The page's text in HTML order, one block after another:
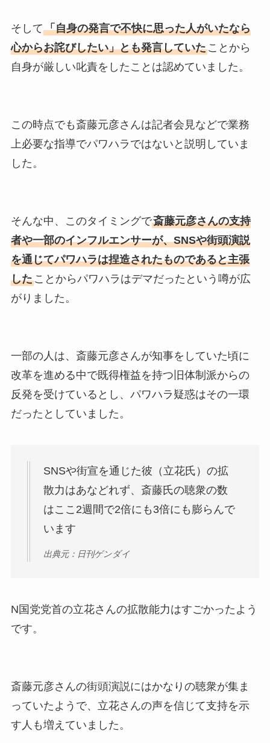
そして「自身の発言で不快に思った人がいたなら
心からお詫びしたい」とも発言していたことから
自身が厳しい叱責をしたことは認めていました。
この時点でも斎藤元彦さんは記者会見などで業務
上必要な指導でパワハラではないと説明していま
した。
そんな中、このタイミングで斎藤元彦さんの支持
者や一部のインフルエンサーが、SNSや街頭演説
を通じてパワハラは捏造されたものであると主張
したことからパワハラはデマだったという噂が広
がりました。
一部の人は、斎藤元彦さんが知事をしていた頃に
改革を進める中で既得権益を持つ旧体制派からの
反発を受けているとし、パワハラ疑惑はその一環
だったとしていました。
SNSや街宣を通じた彼（立花氏）の拡
散力はあなどれず、斎藤氏の聴衆の数
はここ2週間で2倍にも3倍にも膨らんで
います
出典元：日刊ゲンダイ
N国党党首の立花さんの拡散能力はすごかったよう
です。
斎藤元彦さんの街頭演説にはかなりの聴衆が集ま
っていたようで、立花さんの声を信じて支持を示
す人も増えていました。